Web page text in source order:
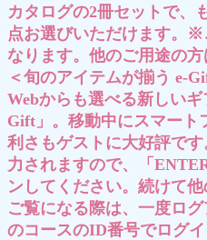
カタログの2冊セットで、
点お選びいただけます。※
なります。他のご用途の方
＜旬のアイテムが揃う e-
Webからも選べる新しい
Gift」。移動中にスマート
利さもゲストに大好評で
力されますので、「
ンしてください。続けて
ご覧になる際は、一度ロ
のコースのID番号でログ